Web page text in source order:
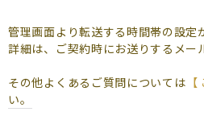
よくあるご質問
（会
管理画面より転送する時間帯の設定
詳細は、ご契約時にお送りするメー
その他よくあるご質問については
い。